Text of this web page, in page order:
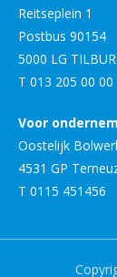
Reitseplein 1
Postbus 90154
5000 LG
T 013 205 00 00
Voor
Oostelijk
4531 GP
T 0115 451456